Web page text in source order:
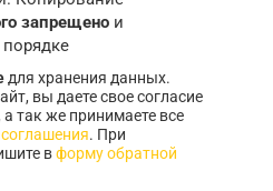
запрещено и
порядке
для хранения данных.
вы даете свое согласие
так же принимаете все
. При
вформу обратной